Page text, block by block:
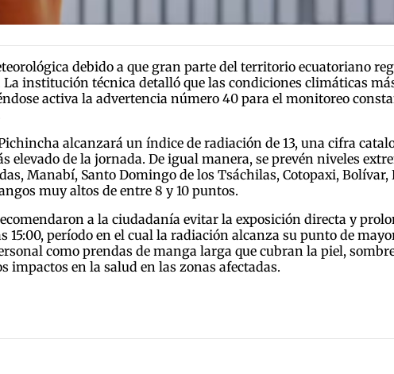
debido a que gran parte del territorio ecuatoriano
institución técnica detalló que las condiciones climáticas
activa la advertencia número 40 para el monitoreo
alcanzará un índice de radiación de 13, una cifra
de la jornada. De igual manera, se prevén niveles
Manabí, Santo Domingo de los Tsáchilas, Cotopaxi, Bolívar,
muy altos de entre 8 y 10 puntos.
a la ciudadanía evitar la exposición directa y
15:00, período en el cual la radiación alcanza su punto de
como prendas de manga larga que cubran la piel,
en la salud en las zonas afectadas.